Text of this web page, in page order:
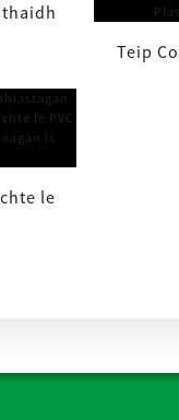
...
Teip
le
Wi ...